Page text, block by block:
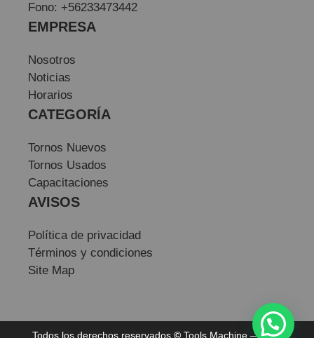
Fono: +56233473442
EMPRESA
Nosotros
Noticias
Horarios
CATEGORÍA
Tornos Nuevos
Tornos Usados
Capacitaciones
AVISOS
Política de privacidad
Términos y condiciones
Site Map
Todos los derechos reservados © Tools Machine — Sitio